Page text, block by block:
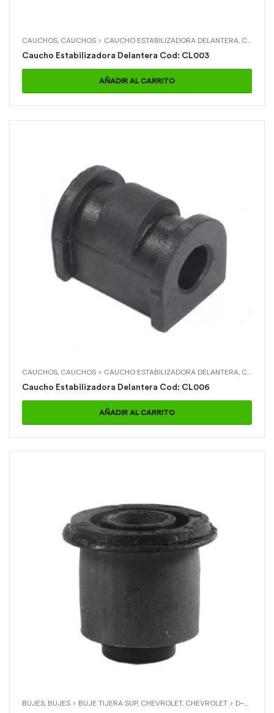
CAUCHOS, CAUCHOS > CAUCHO ESTABILIZADORA DELANTERA, CHEVROLET
Caucho Estabilizadora Delantera Cod: CL003
AÑADIR AL CARRITO
CAUCHOS, CAUCHOS > CAUCHO ESTABILIZADORA DELANTERA, CHEVROLET
Caucho Estabilizadora Delantera Cod: CL006
AÑADIR AL CARRITO
BUJES, BUJES > BUJE TIJERA SUP, CHEVROLET, CHEVROLET > D-MAX 4X2